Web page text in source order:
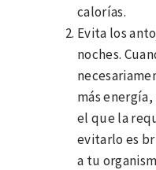
calorías.
Evita los
noches.
más
el que la
evitarlo es
a tu